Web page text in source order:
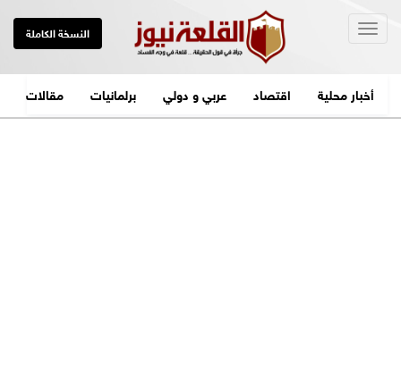
النسخة الكاملة
أخبار محلية اقتصاد عربي و دولي برلمانيات مقالات